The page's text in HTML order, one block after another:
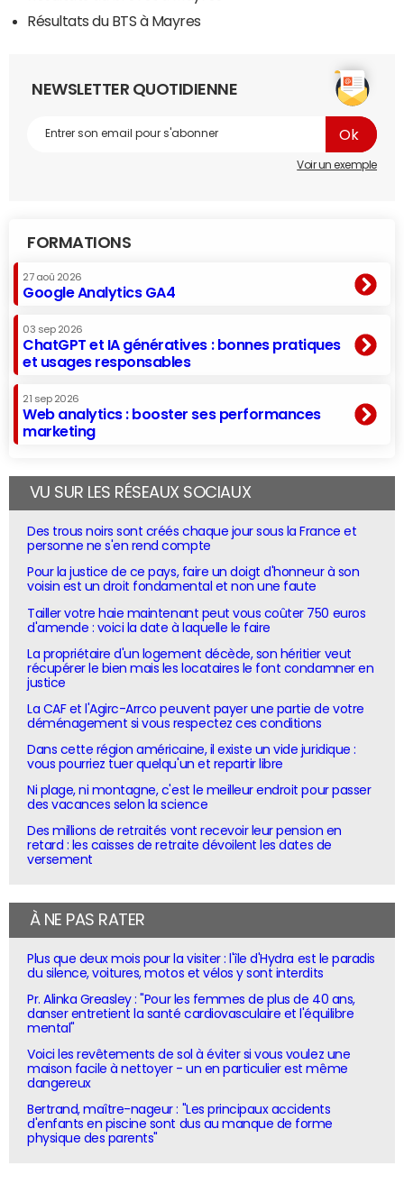
Résultats du BTS à Mayres
NEWSLETTER QUOTIDIENNE
Voir un exemple
FORMATIONS
27 aoû 2026
Google Analytics GA4
03 sep 2026
ChatGPT et IA génératives : bonnes pratiques
et usages responsables
21 sep 2026
Web analytics : booster ses performances
marketing
VU SUR LES RÉSEAUX SOCIAUX
Des trous noirs sont créés chaque jour sous la France et
personne ne s'en rend compte
Pour la justice de ce pays, faire un doigt d'honneur à son
voisin est un droit fondamental et non une faute
Tailler votre haie maintenant peut vous coûter 750 euros
d'amende : voici la date à laquelle le faire
La propriétaire d'un logement décède, son héritier veut
récupérer le bien mais les locataires le font condamner en
justice
La CAF et l'Agirc-Arrco peuvent payer une partie de votre
déménagement si vous respectez ces conditions
Dans cette région américaine, il existe un vide juridique :
vous pourriez tuer quelqu'un et repartir libre
Ni plage, ni montagne, c'est le meilleur endroit pour passer
des vacances selon la science
Des millions de retraités vont recevoir leur pension en
retard : les caisses de retraite dévoilent les dates de
versement
À NE PAS RATER
Plus que deux mois pour la visiter : l'île d'Hydra est le paradis
du silence, voitures, motos et vélos y sont interdits
Pr. Alinka Greasley : "Pour les femmes de plus de 40 ans,
danser entretient la santé cardiovasculaire et l'équilibre
mental"
Voici les revêtements de sol à éviter si vous voulez une
maison facile à nettoyer - un en particulier est même
dangereux
Bertrand, maître-nageur : "Les principaux accidents
d'enfants en piscine sont dus au manque de forme
physique des parents"